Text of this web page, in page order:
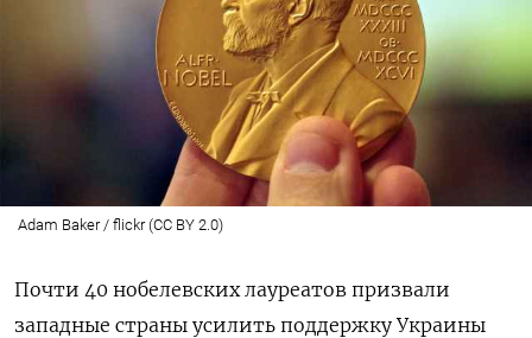
Adam Baker / flickr (CC BY 2.0)
Почти 40 нобелевских лауреатов призвали
западные страны усилить поддержку Украины